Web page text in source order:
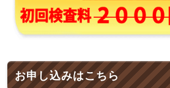
お申し込みはこちら